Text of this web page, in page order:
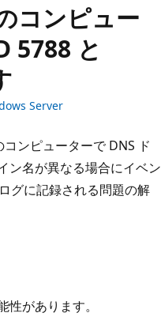
コンピュー
5788 と
Server
ンピューターで DNS ド
ン名が異なる場合にイベン
グに記録される問題の解
があります。